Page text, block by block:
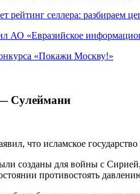
рейтинг селлера: разбираем
АО «Евразийское
«Покажи Москву!»
Сулеймани
что исламское
созданы для войны с
противостоять